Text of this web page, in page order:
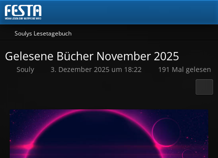
Soulys Lesetagebuch
Gelesene Bücher November 2025
Souly 3. Dezember 2025 um 18:22 191 Mal gelesen